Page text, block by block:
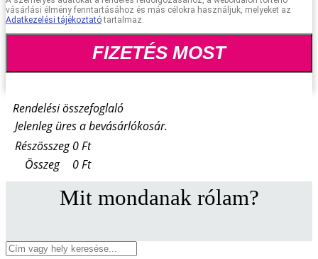
vásárlási élmény fenntartásához és más célokra használjuk, melyeket az
Adatkezelési tájékoztatótartalmaz.
FIZETÉS MOST
Rendelési összefoglaló
Jelenleg üres a bevásárlókosár.
Részösszeg 0Ft
Összeg
0Ft
Mit mondanak rólam?